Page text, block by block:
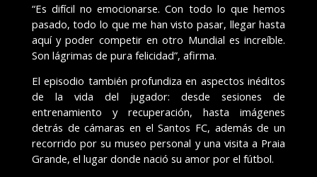
“Es difícil no emocionarse. Con todo lo que hemos
pasado, todo lo que me han visto pasar, llegar hasta
aquí y poder competir en otro Mundial es increíble.
Son lágrimas de pura felicidad”, afirma.
El episodio también profundiza en aspectos inéditos
de la vida del jugador: desde sesiones de
entrenamiento y recuperación, hasta imágenes
detrás de cámaras en el Santos FC, además de un
recorrido por su museo personal y una visita a Praia
Grande, el lugar donde nació su amor por el fútbol.